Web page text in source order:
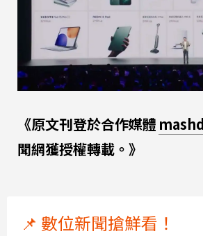
《原文刊登於合作媒體
聞網獲授權轉載。》
📌 數位新聞搶鮮看！